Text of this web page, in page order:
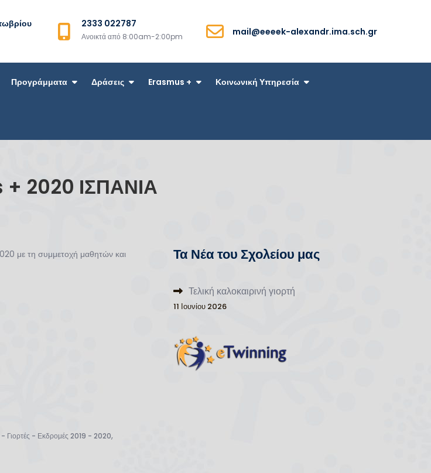
2333 022787
Ανοικτά από 8:00am-2:00pm mail@eeeek-alexandr.ima.sch.gr
Προγράμματα Δράσεις Erasmus + Κοινωνική Υπηρεσία
2020 ΙΣΠΑΝΙΑ
με τη συμμετοχή μαθητών και
- Γιορτές - Εκδρομές 2019 - 2020,
Τα Νέα του Σχολείου μας
Τελική καλοκαιρινή γιορτή
11 Ιουνίου 2026